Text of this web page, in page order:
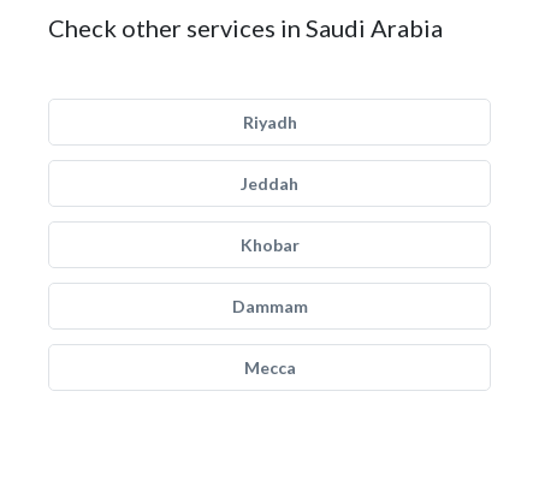
Check other services in Saudi Arabia
Riyadh
Jeddah
Khobar
Dammam
Mecca